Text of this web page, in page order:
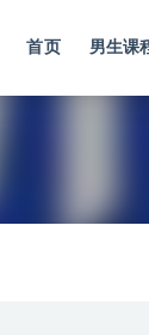
首页 男生课